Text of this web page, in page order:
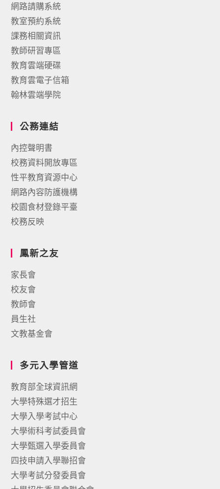
網路請購系統
教室預約系統
課務相關資訊
教師研習專區
教育雲端硬碟
教育雲電子信箱
翰林雲端學院
公務連結
內控聲明書
校務資料開放專區
性平教育資源中心
網路內容防護機構
校園食材登錄平臺
校務反映
鳳新之友
家長會
校友會
教師會
員生社
文教基金會
多元入學管道
教育部全球資訊網
大學特殊選才招生
大學入學考試中心
大學術科考試委員會
大學甄選入學委員會
四技申請入學聯招會
大學考試分發委員會